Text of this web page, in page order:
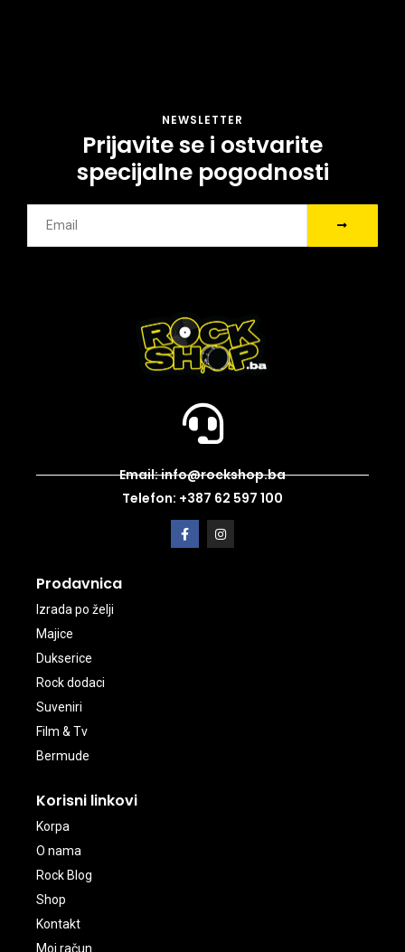
NEWSLETTER
Prijavite se i ostvarite
specijalne pogodnosti
Email: info@rockshop.ba
Telefon: +387 62 597 100
Prodavnica
Izrada po želji
Majice
Dukserice
Rock dodaci
Suveniri
Film & Tv
Bermude
Korisni linkovi
Korpa
O nama
Rock Blog
Shop
Kontakt
Moj račun